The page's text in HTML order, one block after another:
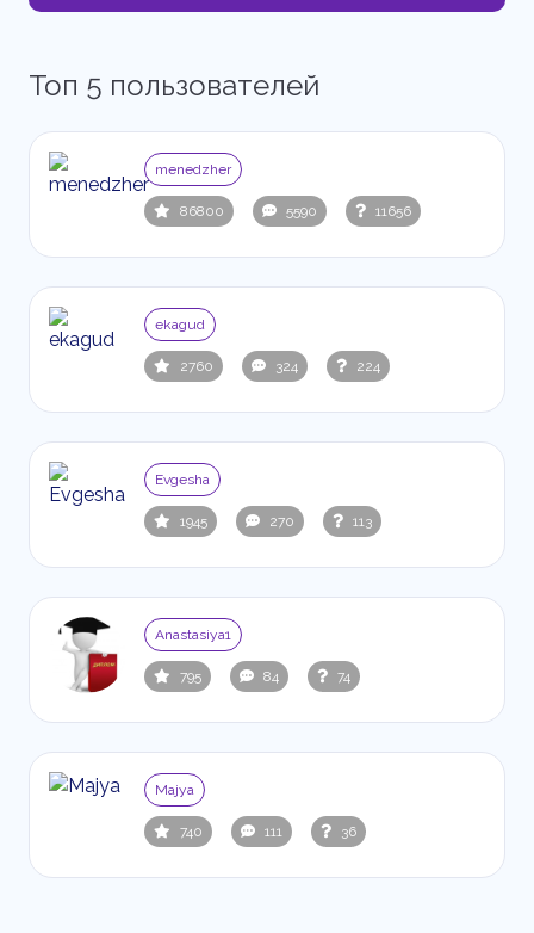
Топ 5 пользователей
menedzher
86800 5590 11656
ekagud
2760 324 224
Evgesha
1945 270 113
Anastasiya1
795 84 74
Majya
740 111 36